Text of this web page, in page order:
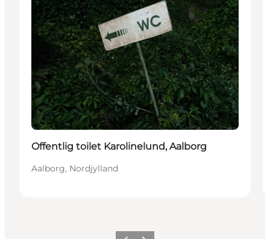
Offentlig toilet Karolinelund, Aalborg
Aalborg, Nordjylland